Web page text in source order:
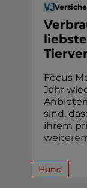
Focus
Jahr
sind,
ihrem
weitere
Hund